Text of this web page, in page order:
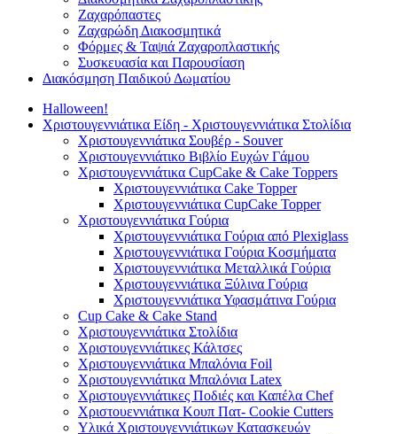
Ζαχαρόπαστες
Ζαχαρώδη Διακοσμητικά
Φόρμες & Ταψιά Ζαχαροπλαστικής
Συσκευασία και Παρουσίαση
Διακόσμηση Παιδικού Δωματίου
Halloween!
Χριστουγεννιάτικα Είδη - Χριστουγεννιάτικα Στολίδια
Χριστουγεννιάτικα Σουβέρ - Souver
Χριστουγεννιάτικο Βιβλίο Ευχών Γάμου
Χριστουγεννιάτικα CupCake & Cake Toppers
Χριστουγεννιάτικα Cake Topper
Χριστουγεννιάτικα CupCake Topper
Χριστουγεννιάτικα Γούρια
Χριστουγεννιάτικα Γούρια από Plexiglass
Χριστουγεννιάτικα Γούρια Κοσμήματα
Χριστουγεννιάτικα Μεταλλικά Γούρια
Χριστουγεννιάτικα Ξύλινα Γούρια
Χριστουγεννιάτικα Υφασμάτινα Γούρια
Cup Cake & Cake Stand
Χριστουγεννιάτικα Στολίδια
Χριστουγεννιάτικες Κάλτσες
Χριστουγεννιάτικα Μπαλόνια Foil
Χριστουγεννιάτικα Μπαλόνια Latex
Χριστουγεννιάτικες Ποδιές και Καπέλα Chef
Χριστουεννιάτικα Κουπ Πατ- Cookie Cutters
Υλικά Χριστουγεννιάτικων Κατασκευών